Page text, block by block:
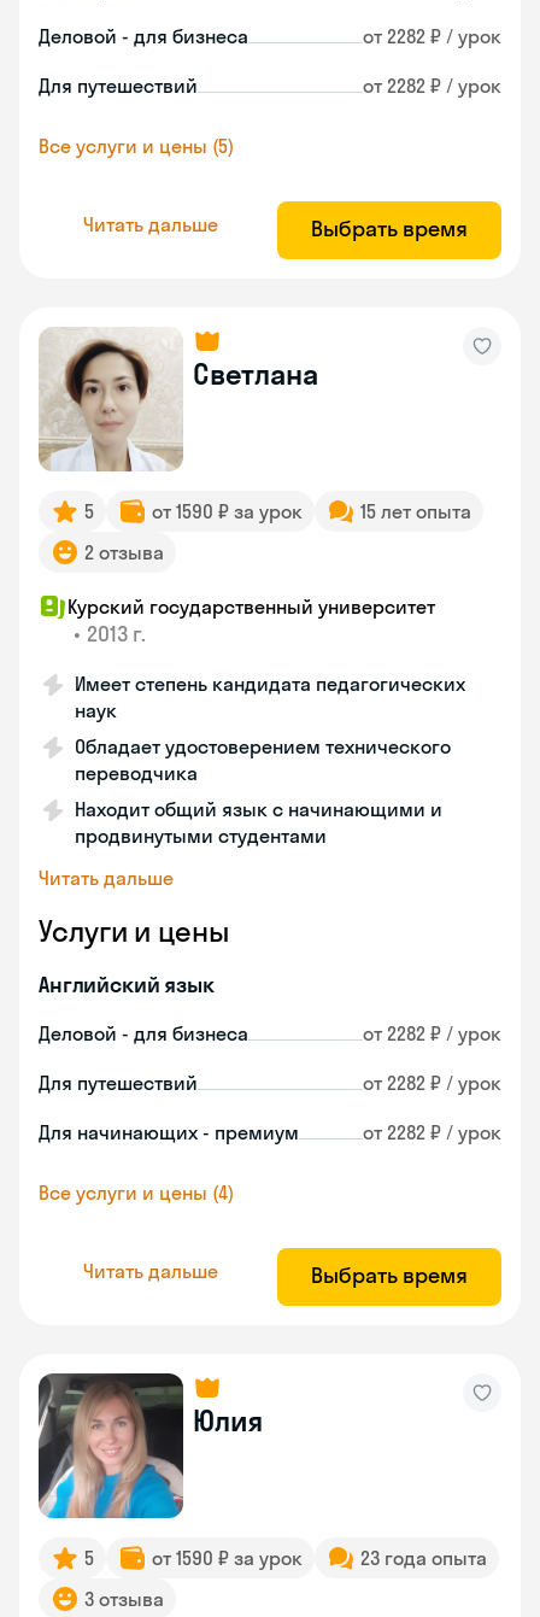
Деловой - для бизнеса от 2282 ₽ / урок
Для путешествий от 2282 ₽ / урок
Все услуги и цены (5)
Читать дальше Выбрать время
Светлана
5 от 1590 ₽ за урок
15 лет опыта
2 отзыва
Курский государственный университет
• 2013 г.
Имеет степень кандидата педагогических
наук
Обладает удостоверением технического
переводчика
Находит общий язык с начинающими и
продвинутыми студентами
Читать дальше
Услуги и цены
Английский язык
Деловой - для бизнеса от 2282 ₽ / урок
Для путешествий от 2282 ₽ / урок
Для начинающих - премиум от 2282 ₽ / урок
Все услуги и цены (4)
Читать дальше Выбрать время
Юлия
5 от 1590 ₽ за урок
23 года опыта
3 отзыва